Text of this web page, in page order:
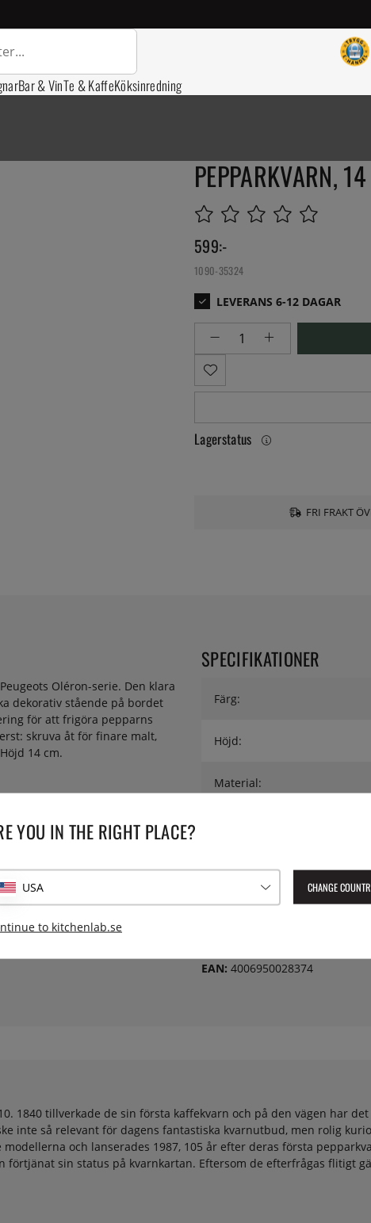
Bar & VinTe & KaffeKöksinredning
PEPPARKVARN,
599:-
1090-35324
Lagerstatus
FRI FRAKT
Oléron-serie. Den klara
dekorativ stående på bordet
för att frigöra pepparns
skruva åt för finare malt,
14 cm.
SPECIFIKATIONER
Färg:
Höjd:
Material:
Träslag:
Typ:
EAN: 4006950028374
1840 tillverkade de sin första kaffekvarn och på den vägen har
inte så relevant för dagens fantastiska kvarnutbud, men rolig
och lanserades 1987, 105 år efter deras första
förtjänat sin status på kvarnkartan. Eftersom de efterfrågas flitigt
YOU IN THE RIGHT PLACE?
USA CHANGE
to kitchenlab.se